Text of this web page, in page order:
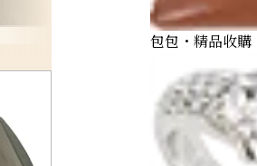
愛彼 Audemars Piguet
包包・精品收購